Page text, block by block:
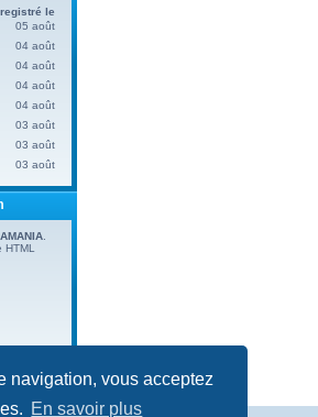
navigation, vous acceptez
En savoir plus
le
05 août
04 août
04 août
04 août
04 août
03 août
03 août
03 août
Portal© 2009 - 2023 Board3 Group